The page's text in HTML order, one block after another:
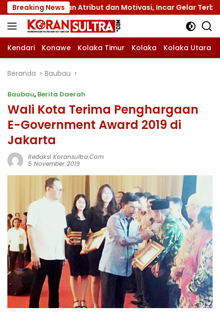
Langsung
ke
konten
Breaking News
Atribut dan Motivasi, Incar Gelar Terbaik di Sultra
Kendari Konawe Kolaka Timur Kolaka Kolaka Utara
Beranda Baubau
Baubau, Berita Daerah
Wali Kota Terima Penghargaan
E-Government Award 2019 di
Jakarta
Redaksi Koransultra.com
5 November 2019